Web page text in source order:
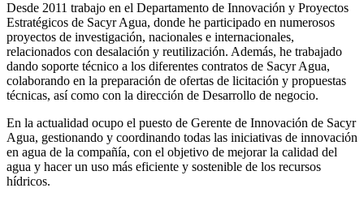
Desde 2011 trabajo en el Departamento de Innovación y Proyectos
Estratégicos de Sacyr Agua, donde he participado en numerosos
proyectos de investigación, nacionales e internacionales,
relacionados con desalación y reutilización. Además, he trabajado
dando soporte técnico a los diferentes contratos de Sacyr Agua,
colaborando en la preparación de ofertas de licitación y propuestas
técnicas, así como con la dirección de Desarrollo de negocio.
En la actualidad ocupo el puesto de Gerente de Innovación de Sacyr
Agua, gestionando y coordinando todas las iniciativas de innovación
en agua de la compañía, con el objetivo de mejorar la calidad del
agua y hacer un uso más eficiente y sostenible de los recursos
hídricos.